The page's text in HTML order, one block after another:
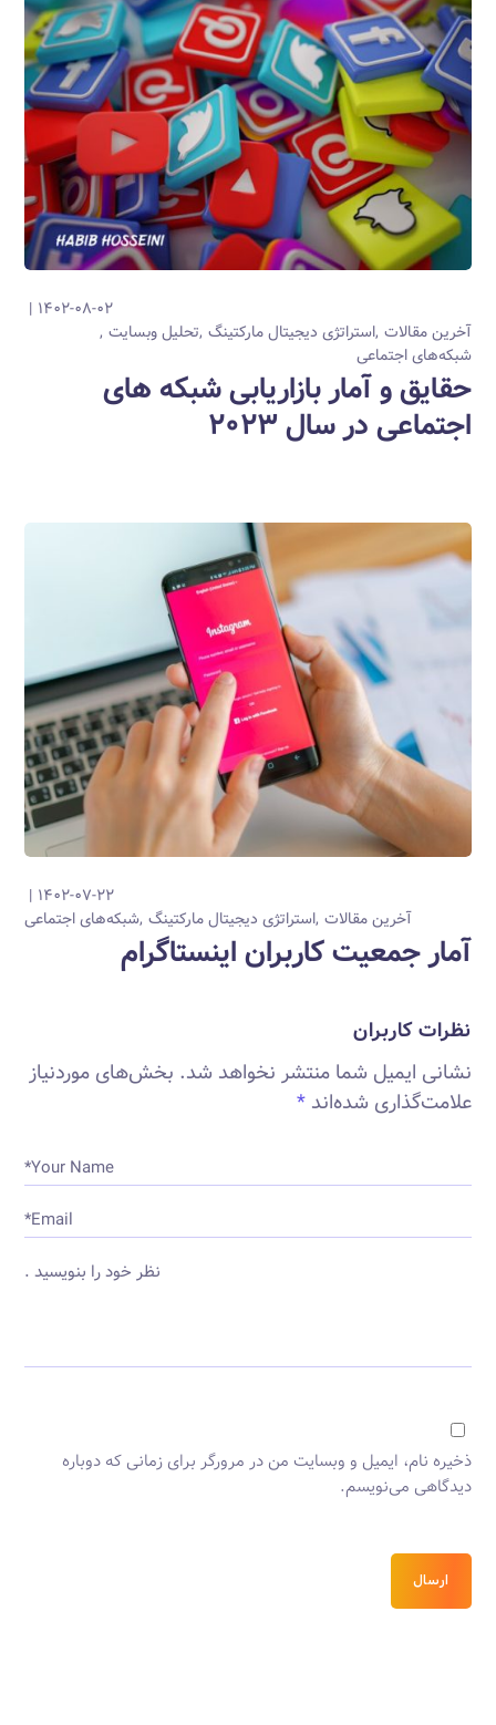
۱۴۰۲-۰۸-۰۲
آخرین مقالات استراتژی دیجیتال مارکتینگ تحلیل وبسایت
شبکه‌های اجتماعی
حقایق و آمار بازاریابی شبکه های
اجتماعی در سال ۲۰۲۳
۱۴۰۲-۰۷-۲۲
آخرین مقالات استراتژی دیجیتال مارکتینگ شبکه‌های اجتماعی
آمار جمعیت کاربران اینستاگرام
نظرات کاربران
نشانی ایمیل شما منتشر نخواهد شد. بخش‌های موردنیاز
علامت‌گذاری شده‌اند*
Your Name*
Email*
نظر خود را بنویسید .
ذخیره نام، ایمیل و وبسایت من در مرورگر برای زمانی که دوباره
دیدگاهی می‌نویسم.
ارسال